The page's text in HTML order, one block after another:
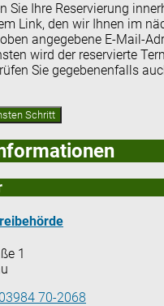
Sie Ihre Reservierung
Link, den wir Ihnen im
angegebene E-Mail-
wird der reservierte
Sie gegebenenfalls
1
03984 70-2068